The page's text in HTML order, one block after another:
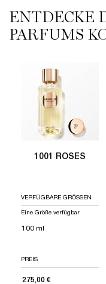
ENTDECKE
PARFUMS
1001 ROSES
VERFÜGBARE GRÖSSEN
Eine Größe verfügbar
100 ml
PREIS
275,00 €